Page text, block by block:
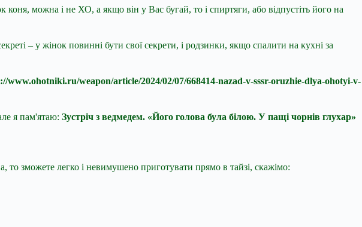
можна і не ХО, а якщо він у Вас бугай, то і спиртяги, або відпустіть його на
– у жінок повинні бути свої секрети, і родзинки, якщо спалити на кухні за
www.ohotniki.ru/weapon/article/2024/02/07/668414-nazad-v-sssr-oruzhie-dlya-ohotyi-v-
я пам'ятаю: Зустріч з ведмедем. «Його голова була білою. У пащі чорнів глухар»
то зможете легко і невимушено приготувати прямо в тайзі, скажімо: